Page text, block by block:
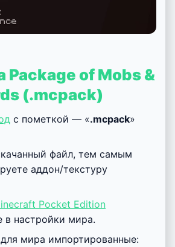
Package of Mobs &
(.mcpack)
с пометкой — «.mcpack»
файл, тем самым
аддон/текстуру
Pocket Edition
в настройки мира.
мира импортированные: